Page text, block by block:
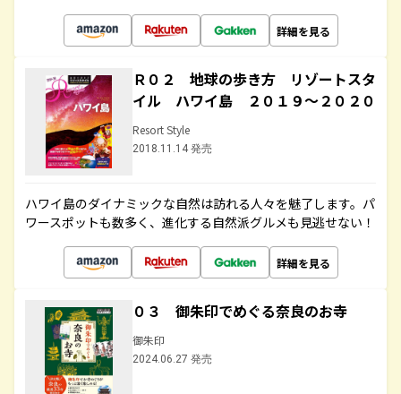
詳細を見る
Ｒ０２ 地球の歩き方 リゾートスタ
イル ハワイ島 ２０１９～２０２０
Resort Style
2018.11.14 発売
ハワイ島のダイナミックな自然は訪れる人々を魅了します。パ
ワースポットも数多く、進化する自然派グルメも見逃せない！
詳細を見る
０３ 御朱印でめぐる奈良のお寺
御朱印
2024.06.27 発売